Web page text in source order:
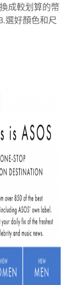
成較划算的幣
選好顏色和尺